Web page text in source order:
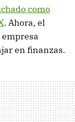
como
. Ahora, el
en finanzas.